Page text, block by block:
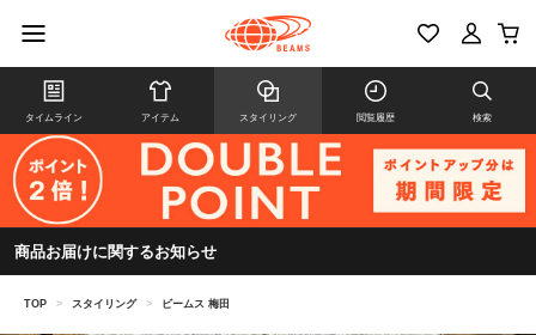
タイムライン アイテム スタイリング 閲覧履歴 検索
商品お届けに関するお知らせ
TOP > スタイリング > ビームス 梅田